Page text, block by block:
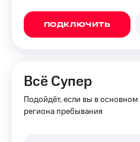
ПОДКЛЮЧИТЬ
Всё Супер
Подойдёт, если вы в
региона пребывания